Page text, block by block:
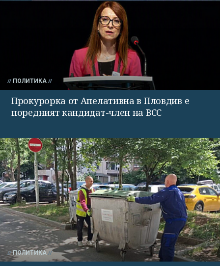
ПОЛИТИКА
Прокурорка от Апелативна в Пловдив е
поредният кандидат-член на ВСС
ПОЛИТИКА